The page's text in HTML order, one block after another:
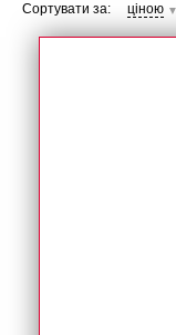
Сортувати за: ціною ▼